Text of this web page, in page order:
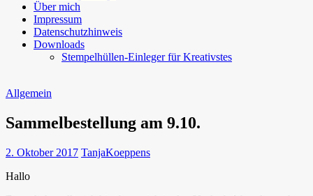
Über mich
Impressum
Datenschutzhinweis
Downloads
Stempelhüllen-Einleger für Kreativstes
Allgemein
Sammelbestellung am 9.10.
2. Oktober 2017 TanjaKoeppens
Hallo